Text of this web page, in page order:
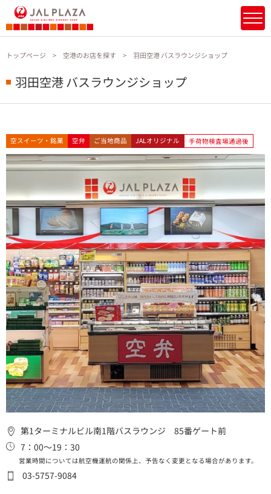
トップページ 空港のお店を探す 羽田空港 バスラウンジショップ
羽田空港 バスラウンジショップ
空スイーツ・銘菓 空弁 ご当地商品 JALオリジナル 手荷物検査場通過後
第1ターミナルビル南1階バスラウンジ 85番ゲート前
7：00～19：30
営業時間については航空機運航の関係上、予告なく変更となる場合があります。
03-5757-9084